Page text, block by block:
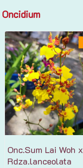
Oncidium
Onc.Sum Lai Woh x
Rdza.lanceolata